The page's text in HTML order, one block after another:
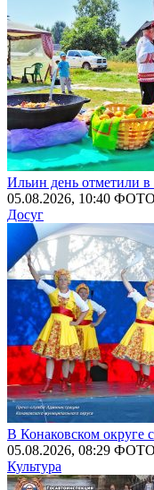
Ильин день отметили в
05.08.2026, 10:40 ФОТО
Досуг
В Конаковском округе
05.08.2026, 08:29 ФОТО
Культура